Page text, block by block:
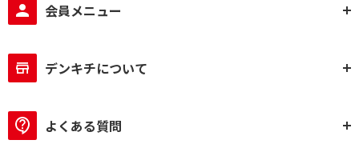
会員メニュー
デンキチについて
よくある質問